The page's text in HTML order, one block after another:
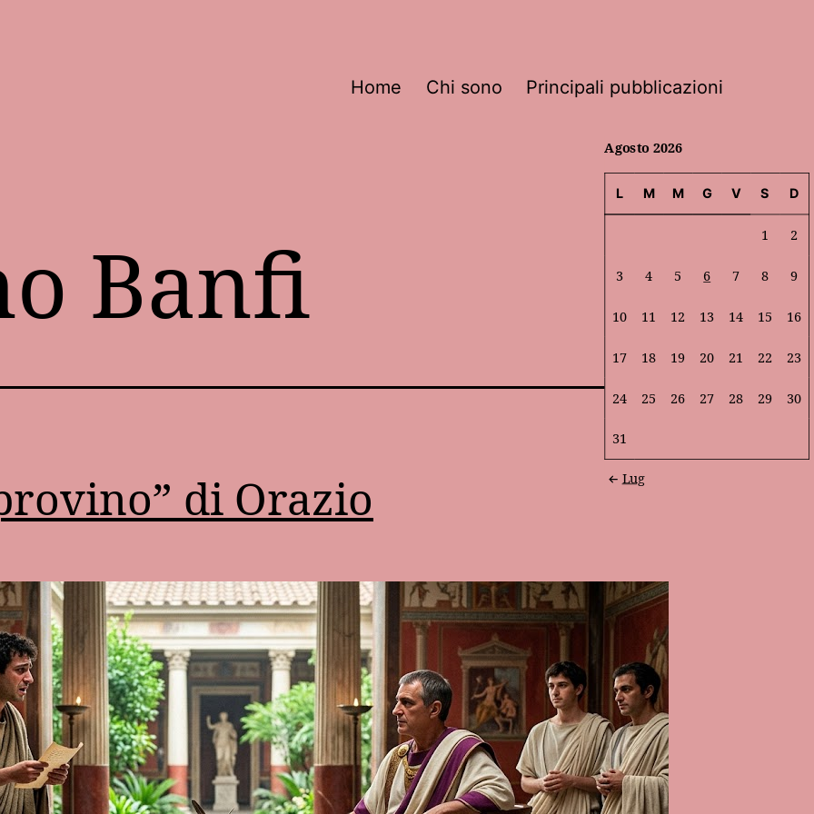
Home Chi sono Principali pubblicazioni
Banfi
di Orazio
Agosto 2026
L M M G V S D
1 2
3 4 5 6 7 8 9
10 11 12 13 14 15 16
17 18 19 20 21 22 23
24 25 26 27 28 29 30
31
Lug